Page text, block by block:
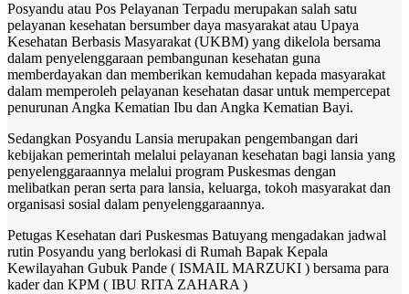
Posyandu atau Pos Pelayanan Terpadu merupakan salah satu
pelayanan kesehatan bersumber daya masyarakat atau Upaya
Kesehatan Berbasis Masyarakat (UKBM) yang dikelola bersama
dalam penyelenggaraan pembangunan kesehatan guna
memberdayakan dan memberikan kemudahan kepada masyarakat
dalam memperoleh pelayanan kesehatan dasar untuk mempercepat
penurunan Angka Kematian Ibu dan Angka Kematian Bayi.
Sedangkan Posyandu Lansia merupakan pengembangan dari
kebijakan pemerintah melalui pelayanan kesehatan bagi lansia yang
penyelenggaraannya melalui program Puskesmas dengan
melibatkan peran serta para lansia, keluarga, tokoh masyarakat dan
organisasi sosial dalam penyelenggaraannya.
Petugas Kesehatan dari Puskesmas Batuyang mengadakan jadwal
rutin Posyandu yang berlokasi di Rumah Bapak Kepala
Kewilayahan Gubuk Pande ( ISMAIL MARZUKI ) bersama para
kader dan KPM ( IBU RITA ZAHARA )